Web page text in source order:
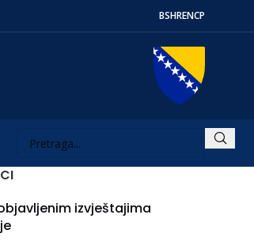
BSHRENСР
izvještajima